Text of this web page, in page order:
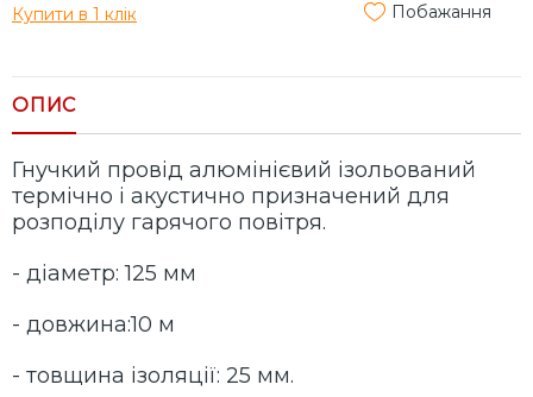
Купити в 1 клік Побажання
ОПИС
Гнучкий провід алюмінієвий ізольований
термічно і акустично призначений для
розподілу гарячого повітря.
- діаметр: 125 мм
- довжина:10 м
- товщина ізоляції: 25 мм.